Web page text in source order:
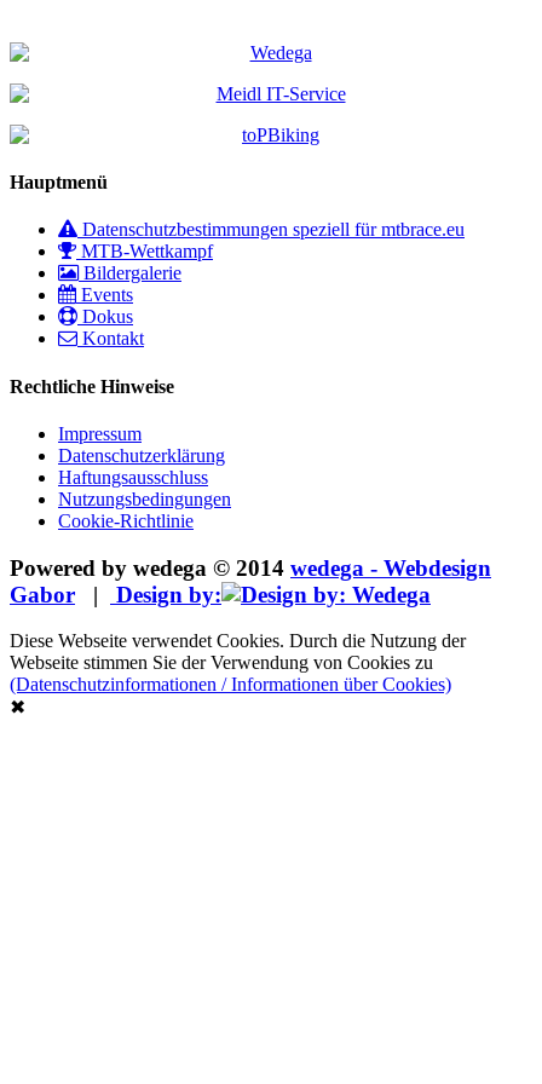
Hauptmenü
Datenschutzbestimmungen speziell für mtbrace.eu
MTB-Wettkampf
Bildergalerie
Events
Dokus
Kontakt
Rechtliche Hinweise
Impressum
Datenschutzerklärung
Haftungsausschluss
Nutzungsbedingungen
Cookie-Richtlinie
Powered by wedega © 2014 wedega - Webdesign
Gabor | Design by:
Diese Webseite verwendet Cookies. Durch die Nutzung der
Webseite stimmen Sie der Verwendung von Cookies zu
(Datenschutzinformationen / Informationen über Cookies)
✖